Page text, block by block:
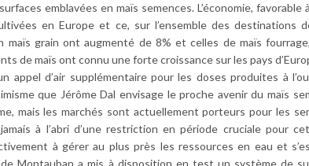
emblavées en maïs semences. L’économie,
en Europe et ce, sur l’ensemble des destinations
maïs grain ont augmenté de 8% et celles de maïs
de maïs ont connu une forte croissance sur les pays
appel d’air supplémentaire pour les doses produites à
que Jérôme Dal envisage le proche avenir du maïs
mais les marchés sont actuellement porteurs pour les
jamais à l’abri d’une restriction en période cruciale pour
à gérer au plus près les ressources en eau et
Montauban a mis à disposition en test un système de